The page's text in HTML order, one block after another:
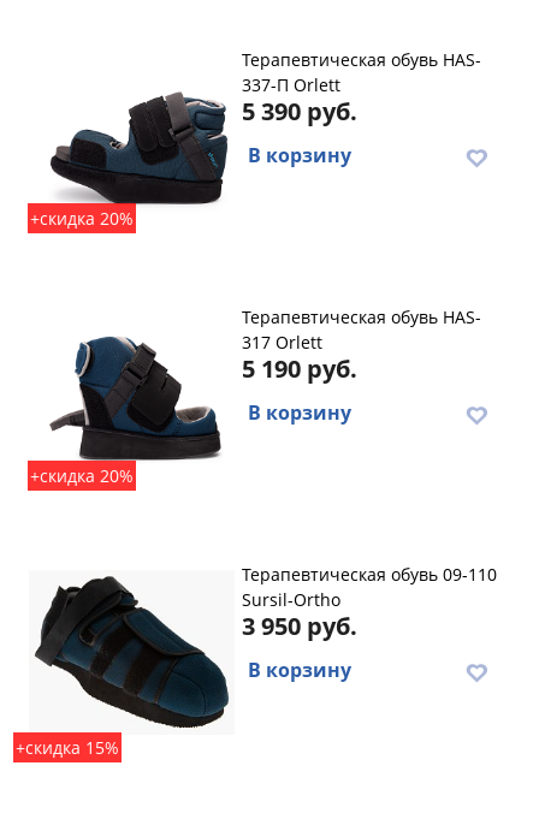
+скидка 20%
Терапевтическая обувь HAS-
337-П Orlett
5 390 руб.
В корзину
+скидка 20%
Терапевтическая обувь HAS-
317 Orlett
5 190 руб.
В корзину
+скидка 15%
Терапевтическая обувь 09-110
Sursil-Ortho
3 950 руб.
В корзину